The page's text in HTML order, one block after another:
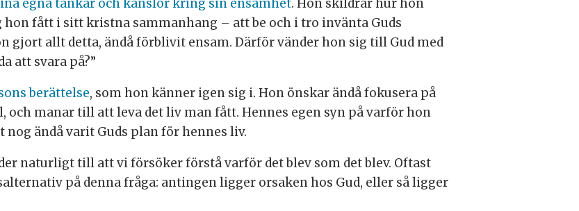
egna tankar och känslor kring sin ensamhet. Hon skildrar hur hon
fått i sitt kristna sammanhang – att be och i tro invänta Guds
gjort allt detta, ändå förblivit ensam. Därför vänder hon sig till Gud med
att svara på?”
berättelse, som hon känner igen sig i. Hon önskar ändå fokusera på
och manar till att leva det liv man fått. Hennes egen syn på varför hon
ändå varit Guds plan för hennes liv.
naturligt till att vi försöker förstå varför det blev som det blev. Oftast
på denna fråga: antingen ligger orsaken hos Gud, eller så ligger